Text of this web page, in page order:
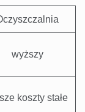
wyższy
koszty stałe